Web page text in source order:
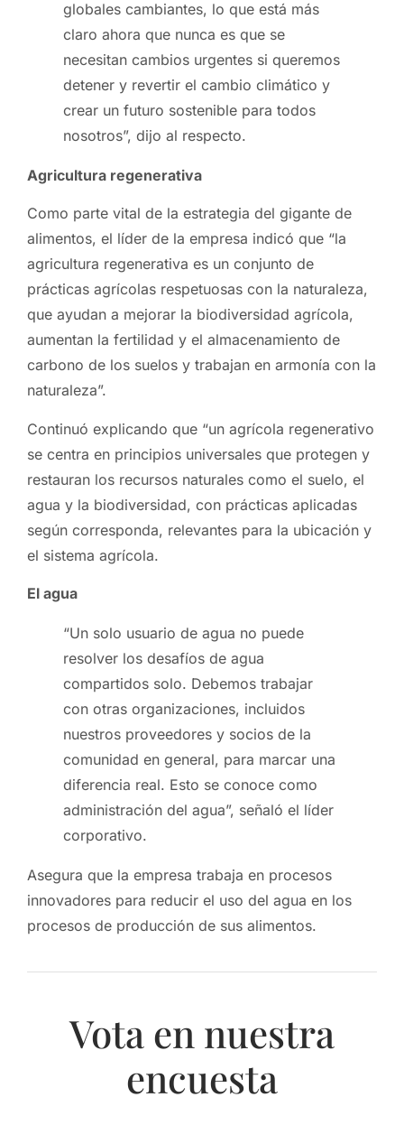
globales cambiantes, lo que está más
claro ahora que nunca es que se
necesitan cambios urgentes si queremos
detener y revertir el cambio climático y
crear un futuro sostenible para todos
nosotros”, dijo al respecto.
Agricultura regenerativa
Como parte vital de la estrategia del gigante de
alimentos, el líder de la empresa indicó que “la
agricultura regenerativa es un conjunto de
prácticas agrícolas respetuosas con la naturaleza,
que ayudan a mejorar la biodiversidad agrícola,
aumentan la fertilidad y el almacenamiento de
carbono de los suelos y trabajan en armonía con la
naturaleza”.
Continuó explicando que “un agrícola regenerativo
se centra en principios universales que protegen y
restauran los recursos naturales como el suelo, el
agua y la biodiversidad, con prácticas aplicadas
según corresponda, relevantes para la ubicación y
el sistema agrícola.
El agua
“Un solo usuario de agua no puede
resolver los desafíos de agua
compartidos solo. Debemos trabajar
con otras organizaciones, incluidos
nuestros proveedores y socios de la
comunidad en general, para marcar una
diferencia real. Esto se conoce como
administración del agua”, señaló el líder
corporativo.
Asegura que la empresa trabaja en procesos
innovadores para reducir el uso del agua en los
procesos de producción de sus alimentos.
Vota en nuestra
encuesta